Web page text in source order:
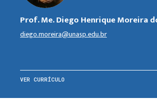
Prof. Me. Diego Henrique Moreira
diego.moreira@unasp.edu.br
VER CURRÍCULO